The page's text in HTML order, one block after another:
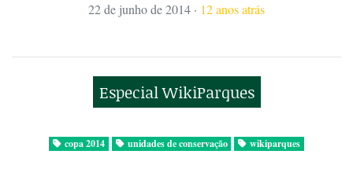
22 de junho de 2014 · 12 anos atrás
Especial WikiParques
copa 2014 unidades de conservação wikiparques